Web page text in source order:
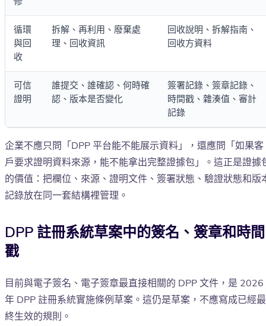
循環
與回
收
拆解、再利用、廢棄處
理、回收資訊
回收說明、拆解指南、
回收方資料
可信
證明
誰提交、誰確認、何時確
認、版本是否變化
簽署記錄、簽章記錄、
時間戳、雜湊值、審計
記錄
企業不應只問「DPP 平台能不能展示資料」，還應問「如果客
戶要求證明資料來源，能不能拿出完整證據包」。這正是證據
的價值：把欄位、來源、證明文件、簽署狀態、驗證狀態和版
記錄放在同一套結構裡管理。
DPP 註冊系統草案中的簽名、簽章和時間
戳
目前與電子簽名、電子簽章最直接相關的 DPP 文件，是 2026
年 DPP 註冊系統實施條例草案。這仍是草案，不應寫成已經最
終生效的規則。